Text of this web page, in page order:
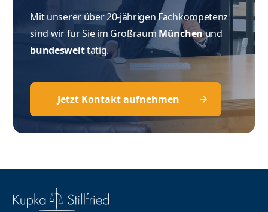
Mit unserer über 20-jährigen Fachkompetenz
sind wir für Sie im Großraum Münchenund
bundesweittätig.
Jetzt Kontakt aufnehmen